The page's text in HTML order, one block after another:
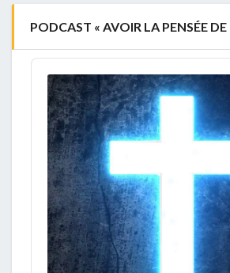
PODCAST « AVOIR LA PENSÉE DE
Audio
Player